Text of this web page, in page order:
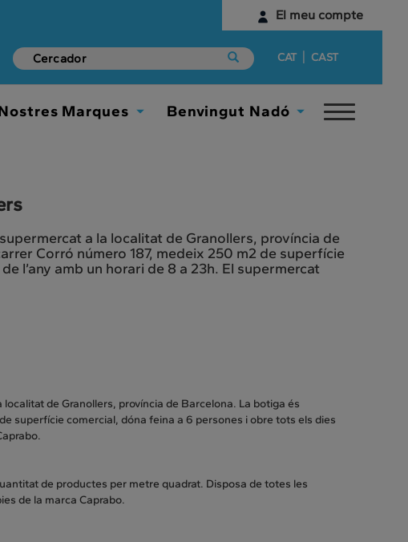
El meu compte
Identifica't
Comença aquí
CAT | CAST
Marques Benvingut Nadó
Toggle
a la localitat de Granollers, província de
Corró número 187, medeix 250 m2 de superfície
l’any amb un horari de 8 a 23h. El supermercat
de Granollers, província de Barcelona. La botiga és
superfície comercial, dóna feina a 6 persones i obre tots els dies
de productes per metre quadrat. Disposa de totes les
de la marca Caprabo.